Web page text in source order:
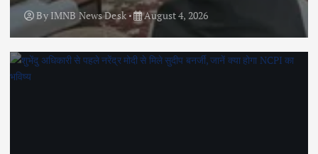
ByIMNB News Desk August 4, 2026